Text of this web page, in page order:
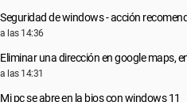
Seguridad de windows - acción
a las 14:36
Eliminar una dirección en google maps,
a las 14:31
Mi pc se abre en la bios con windows 11